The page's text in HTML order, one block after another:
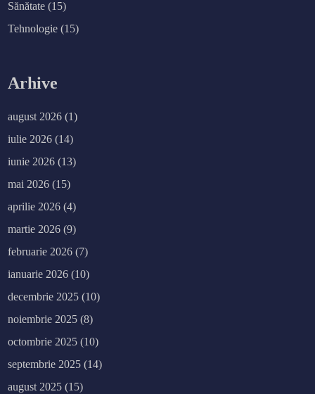
Sănătate (15)
Tehnologie (15)
Arhive
august 2026 (1)
iulie 2026 (14)
iunie 2026 (13)
mai 2026 (15)
aprilie 2026 (4)
martie 2026 (9)
februarie 2026 (7)
ianuarie 2026 (10)
decembrie 2025 (10)
noiembrie 2025 (8)
octombrie 2025 (10)
septembrie 2025 (14)
august 2025 (15)